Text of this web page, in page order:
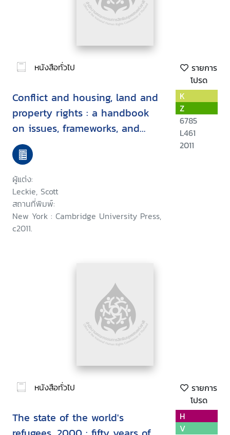
หนังสือทั่วไป
รายการ
โปรด
Conflict and housing, land and
property rights : a handbook
on issues, frameworks, and
solutions
ผู้แต่ง:
Leckie, Scott
สถานที่พิมพ์:
New York : Cambridge University Press,
c2011.
K
Z
6785
L461
2011
หนังสือทั่วไป
รายการ
โปรด
The state of the world's
H
V